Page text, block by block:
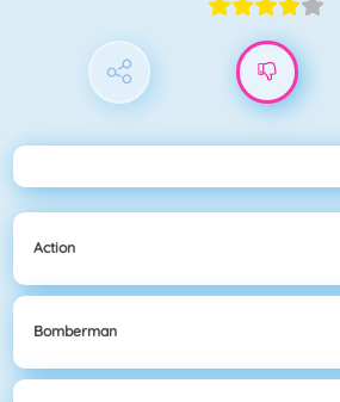
Action
Bomberman